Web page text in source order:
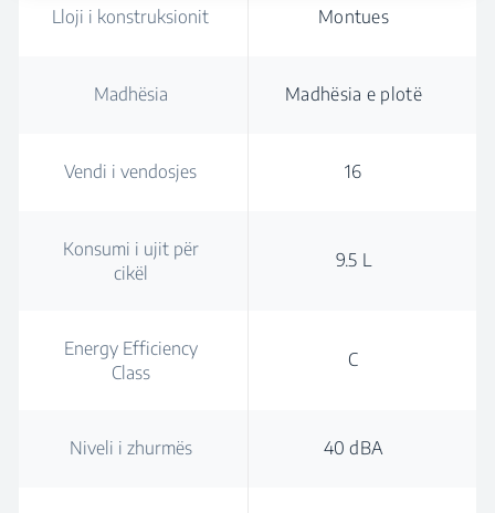
Lloji i konstruksionit Montues
Madhësia Madhësia e plotë
Vendi i vendosjes 16
Konsumi i ujit për
cikël
9.5 L
Energy Efficiency
Class
C
Niveli i zhurmës 40 dBA